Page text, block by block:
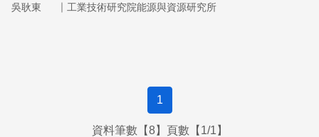
然氣。
吳耿東 ｜ 工業技術研究院能源與資源研究所
1
資料筆數【8】頁數【1/1】